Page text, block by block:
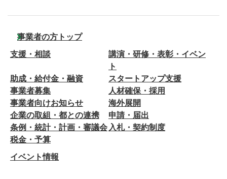
事業者の方トップ
支援・相談
講演・研修・表彰・イベン
ト
助成・給付金・融資
スタートアップ支援
事業者募集
人材確保・採用
事業者向けお知らせ
海外展開
企業の取組・都との連携
申請・届出
条例・統計・計画・審議会 入札・契約制度
税金・予算
イベント情報